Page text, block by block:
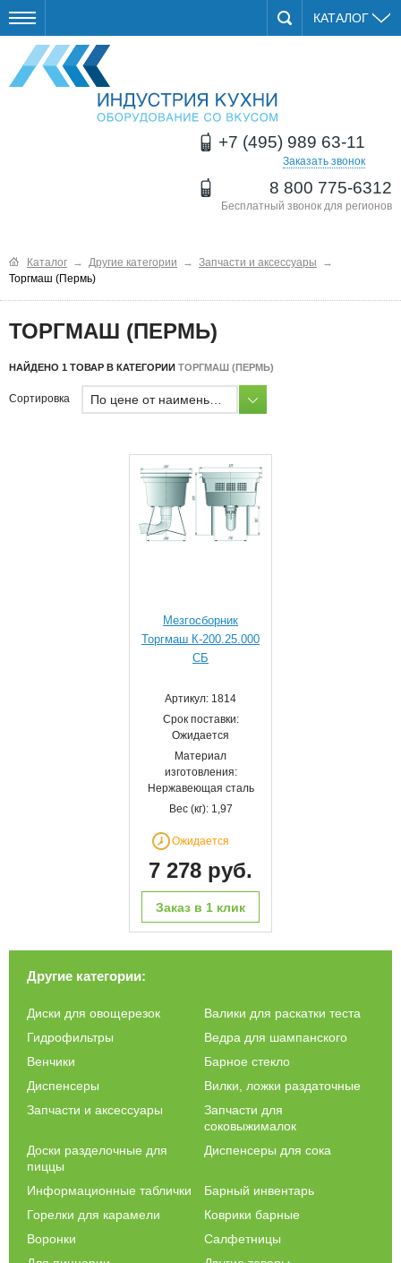
КАТАЛОГ
+7 (495) 989 63-11
Заказать звонок
8 800 775-6312
Бесплатный звонок для регионов
Каталог → Другие категории → Запчасти и аксессуары
→
Торгмаш (Пермь)
ТОРГМАШ (ПЕРМЬ)
НАЙДЕНО 1 ТОВАР В КАТЕГОРИИ ТОРГМАШ (ПЕРМЬ)
Сортировка
Мезгосборник
Торгмаш К-200.25.000
СБ
Артикул: 1814
Срок поставки:
Ожидается
Материал
изготовления:
Нержавеющая сталь
Вес (кг): 1,97
Ожидается
7 278 руб.
Заказ в 1 клик
Другие категории:
Диски для овощерезок
Валики для раскатки теста
Гидрофильтры
Ведра для шампанского
Венчики
Барное стекло
Диспенсеры
Вилки, ложки раздаточные
Запчасти и аксессуары
Запчасти для
соковыжималок
Доски разделочные для
пиццы
Диспенсеры для сока
Информационные таблички
Барный инвентарь
Горелки для карамели
Коврики барные
Воронки
Салфетницы